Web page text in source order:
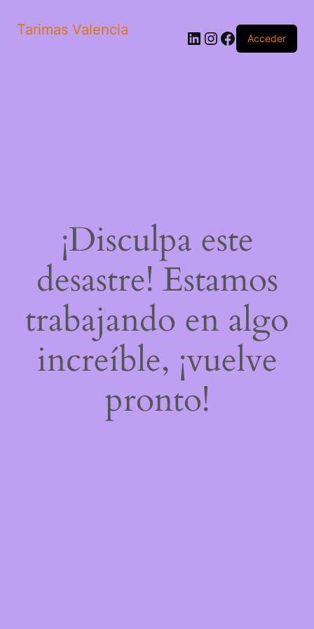
Tarimas Valencia LinkedIn
Instagram
Facebook
Acceder
¡Disculpa este
desastre! Estamos
trabajando en algo
increíble, ¡vuelve
pronto!